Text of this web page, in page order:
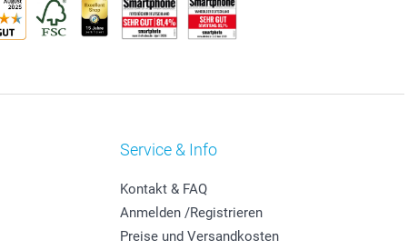
Service & Info
Kontakt & FAQ
Anmelden /Registrieren
Preise und Versandkosten